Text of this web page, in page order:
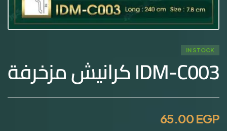
IN STOCK
IDM-C003 كرانيش مزخرفة
65.00EGP